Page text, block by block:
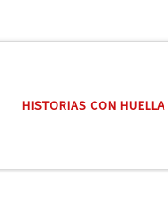
HISTORIAS CON HUELLA